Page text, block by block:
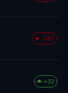
-285
+32